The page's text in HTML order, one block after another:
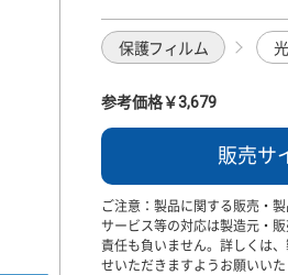
保護フィルム
参考価格￥3,679
販売サ
ご注意：製品に関する販売・
サービス等の対応は製造元・
責任も負いません。詳しくは
せいただきますようお願いいた